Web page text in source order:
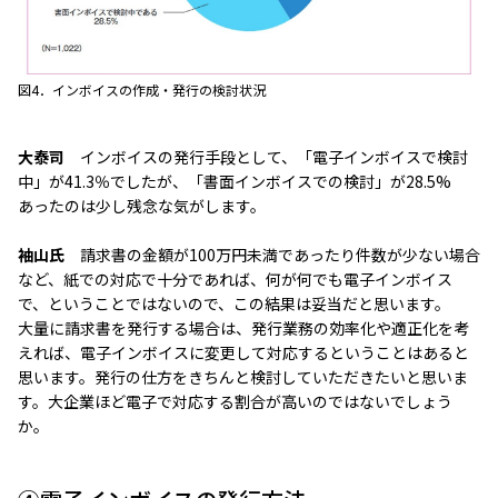
図4．インボイスの作成・発行の検討状況
大泰司 インボイスの発行手段として、「電子インボイスで検討
中」が41.3％でしたが、「書面インボイスでの検討」が28.5%
あったのは少し残念な気がします。
袖山氏 請求書の金額が100万円未満であったり件数が少ない場合
など、紙での対応で十分であれば、何が何でも電子インボイス
で、ということではないので、この結果は妥当だと思います。
大量に請求書を発行する場合は、発行業務の効率化や適正化を考
えれば、電子インボイスに変更して対応するということはあると
思います。発行の仕方をきちんと検討していただきたいと思いま
す。大企業ほど電子で対応する割合が高いのではないでしょう
か。